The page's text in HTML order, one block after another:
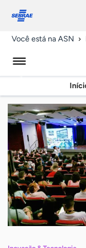
conosco
Você está na ASN